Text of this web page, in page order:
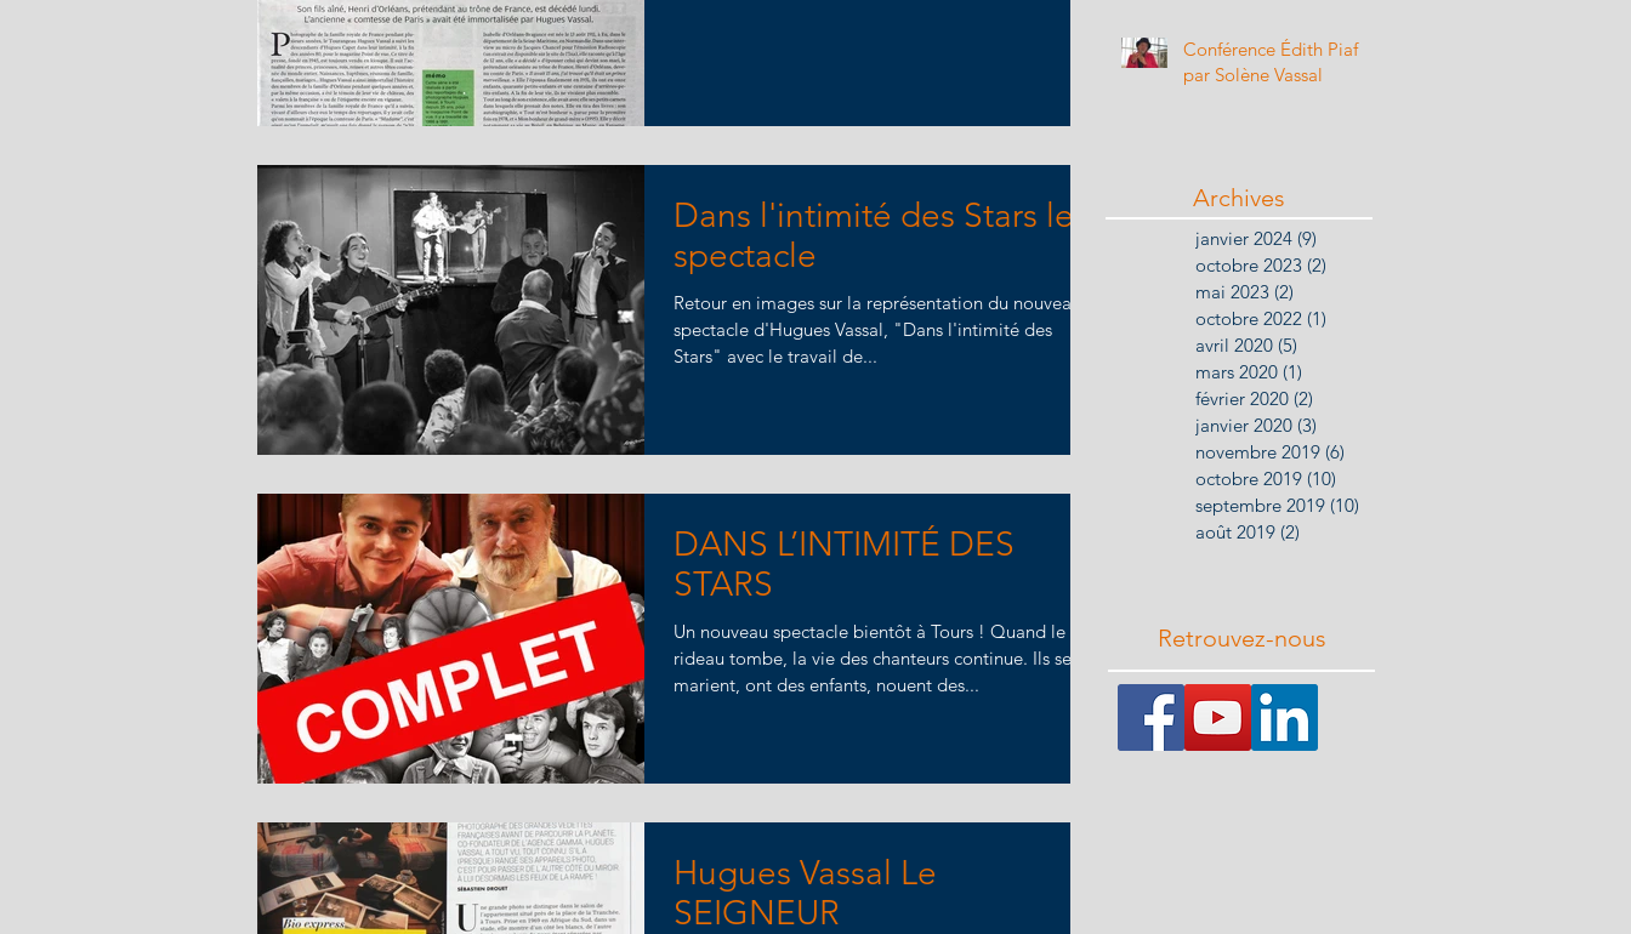
Dans l'intimité des Stars le
spectacle
Retour en images sur la représentation du nouveau
spectacle d'Hugues Vassal, "Dans l'intimité des
Stars" avec le travail de...
DANS L’INTIMITÉ DES
STARS
Un nouveau spectacle bientôt à Tours ! Quand le
rideau tombe, la vie des chanteurs continue. Ils se
marient, ont des enfants, nouent des...
Hugues Vassal Le
SEIGNEUR
Conférence Édith Piaf
par Solène Vassal
Archives
janvier 2024 (9)
octobre 2023 (2)
mai 2023 (2)
octobre 2022 (1)
avril 2020 (5)
mars 2020 (1)
février 2020 (2)
janvier 2020 (3)
novembre 2019 (6)
octobre 2019 (10)
septembre 2019 (10)
août 2019 (2)
Retrouvez-nous